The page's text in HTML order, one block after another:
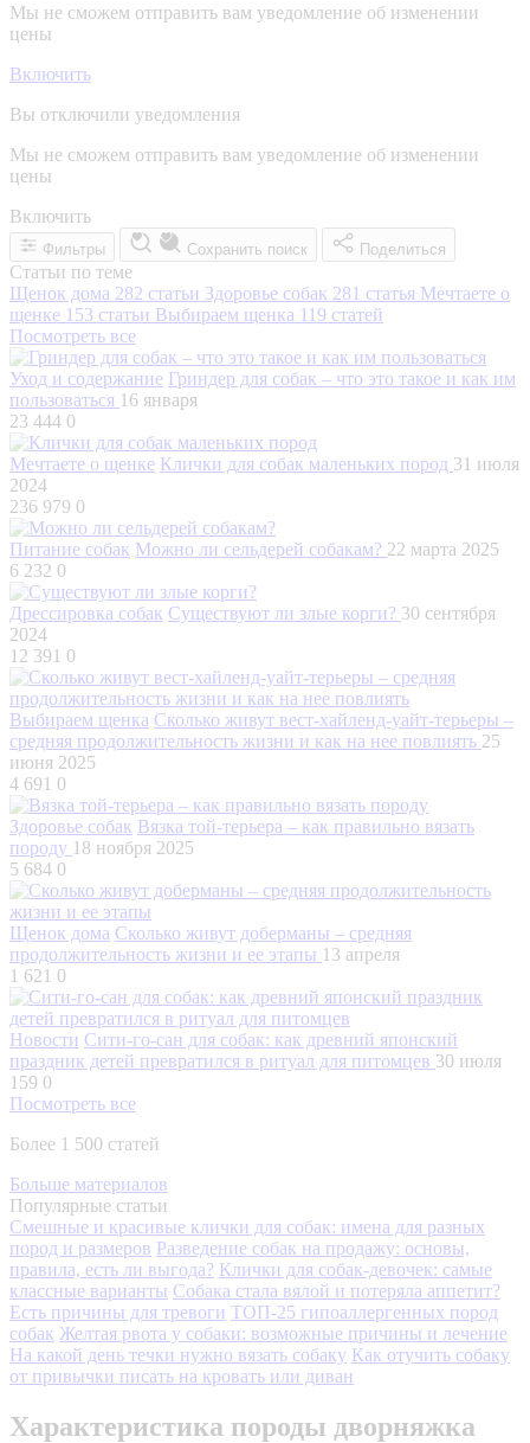
Мы не сможем отправить вам уведомление об изменении
цены
Включить
Вы отключили уведомления
Мы не сможем отправить вам уведомление об изменении
цены
Включить
Фильтры Сохранить поиск Поделиться
Статьи по теме
Щенок дома 282 статьи Здоровье собак 281 статья Мечтаете о
щенке 153 статьи Выбираем щенка 119 статей
Посмотреть все
Уход и содержание Гриндер для собак – что это такое и как им
пользоваться 16 января
23 444 0
Мечтаете о щенке Клички для собак маленьких пород 31 июля
2024
236 979 0
Питание собак Можно ли сельдерей собакам? 22 марта 2025
6 232 0
Дрессировка собак Существуют ли злые корги? 30 сентября
2024
12 391 0
Выбираем щенка Сколько живут вест-хайленд-уайт-терьеры –
средняя продолжительность жизни и как на нее повлиять 25
июня 2025
4 691 0
Здоровье собак Вязка той-терьера – как правильно вязать
породу 18 ноября 2025
5 684 0
Щенок дома Сколько живут доберманы – средняя
продолжительность жизни и ее этапы 13 апреля
1 621 0
Новости Сити-го-сан для собак: как древний японский
праздник детей превратился в ритуал для питомцев 30 июля
159 0
Посмотреть все
Более 1 500 статей
Больше материалов
Популярные статьи
Смешные и красивые клички для собак: имена для разных
пород и размеров Разведение собак на продажу: основы,
правила, есть ли выгода? Клички для собак-девочек: самые
классные варианты Собака стала вялой и потеряла аппетит?
Есть причины для тревоги ТОП-25 гипоаллергенных пород
собак Желтая рвота у собаки: возможные причины и лечение
На какой день течки нужно вязать собаку Как отучить собаку
от привычки писать на кровать или диван
Характеристика породы дворняжка